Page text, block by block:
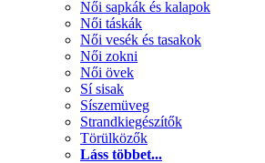
Női sapkák és kalapok
Női táskák
Női vesék és tasakok
Női zokni
Női övek
Sí sisak
Síszemüveg
Strandkiegészítők
Törülközők
Láss többet...